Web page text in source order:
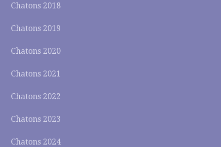
Chatons 2018
Chatons 2019
Chatons 2020
Chatons 2021
Chatons 2022
Chatons 2023
Chatons 2024